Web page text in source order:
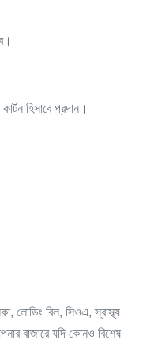
হিসাবে প্রদান।
লোডিং বিল, সিওএ, স্বাস্থ্য
বাজারে যদি কোনও বিশেষ